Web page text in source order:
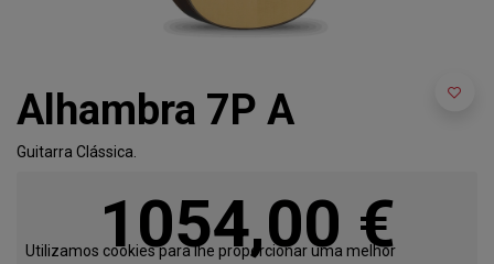
Alhambra 7P A
Guitarra Clássica.
1054,00 €
Utilizamos cookies para lhe proporcionar uma melhor